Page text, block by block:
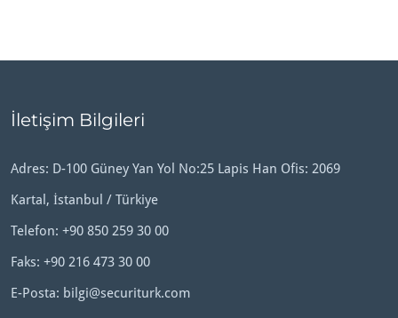
İletişim Bilgileri
Adres: D-100 Güney Yan Yol No:25 Lapis Han Ofis: 2069
Kartal, İstanbul / Türkiye
Telefon: +90 850 259 30 00
Faks: +90 216 473 30 00
E-Posta: bilgi@securiturk.com